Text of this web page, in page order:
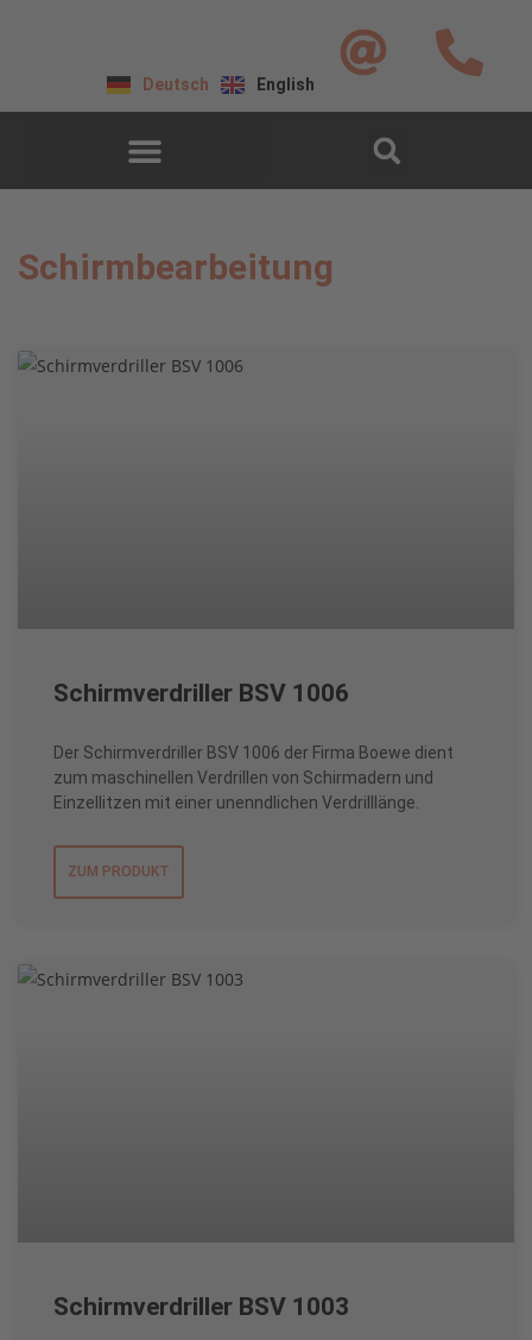
Deutsch English
Schirmbearbeitung
Schirmverdriller BSV 1006
Der Schirmverdriller BSV 1006 der Firma Boewe dient
zum maschinellen Verdrillen von Schirmadern und
Einzellitzen mit einer unenndlichen Verdrilllänge.
ZUM PRODUKT
Schirmverdriller BSV 1003